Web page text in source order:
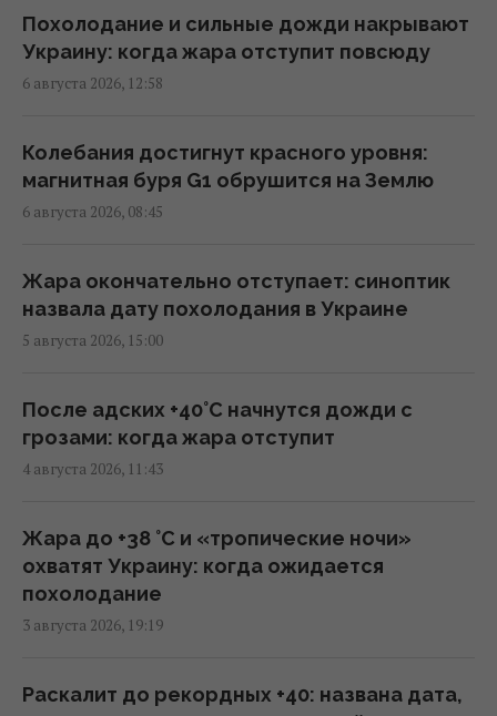
победить": бывшая сотрудница НАТО о
поставках ракет Украине
01:19 пятница, 07 августа 2026
"Они нужны нам самим": Трамп
отреагировал на просьбу Зеленского
предоставить ракеты для системы Patriot
Атака дронов на Москву: аналитики
оценили эффективность работы
Украина ставит Путина на предвыборные
Запад проигнорировал просьбу Киева о
срочных поставках зенитных ракет, – NYT
Похолодание и сильные дожди накрывают
Украину: когда жара отступит повсюду
6 августа 2026, 12:58
Колебания достигнут красного уровня:
магнитная буря G1 обрушится на Землю
6 августа 2026, 08:45
Жара окончательно отступает: синоптик
назвала дату похолодания в Украине
5 августа 2026, 15:00
После адских +40°C начнутся дожди с
грозами: когда жара отступит
4 августа 2026, 11:43
Жара до +38 °С и «тропические ночи»
охватят Украину: когда ожидается
похолодание
3 августа 2026, 19:19
Раскалит до рекордных +40: названа дата,